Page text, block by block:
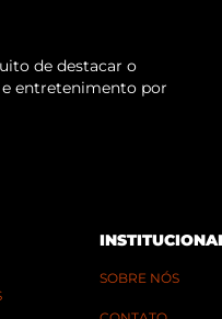
de destacar o
entretenimento por
SOBRE NÓS